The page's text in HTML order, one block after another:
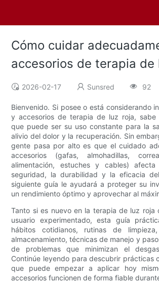
Cómo cuidar
accesorios de terapia de
2026-02-17 Sunsred 92
Bienvenido. Si posee o está considerando
y accesorios de terapia de luz roja, sabe
que puede ser su uso constante para la
alivio del dolor y la recuperación. Sin
gente pasa por alto es que el cuidado
accesorios (gafas, almohadillas,
alimentación, estuches y cables) afecta
seguridad, la durabilidad y la eficacia
siguiente guía le ayudará a proteger su
un rendimiento óptimo y aprovechar al
Tanto si es nuevo en la terapia de luz roja
usuario experimentado, esta guía
hábitos cotidianos, rutinas de
almacenamiento, técnicas de manejo y
de problemas que minimizan el
Continúe leyendo para descubrir prácticas
que puede empezar a aplicar hoy
accesorios funcionen de forma fiable